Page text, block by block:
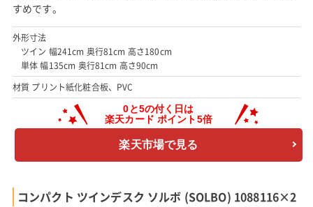
すめです。
外形寸法
ツイン 幅241cm 奥行81cm 高さ180cm
単体 幅135cm 奥行81cm 高さ90cm
材質 プリント紙化粧合板、PVC
楽天市場で見る
コンパクト ツインデスク ソルボ (SOLBO) 1088116×2